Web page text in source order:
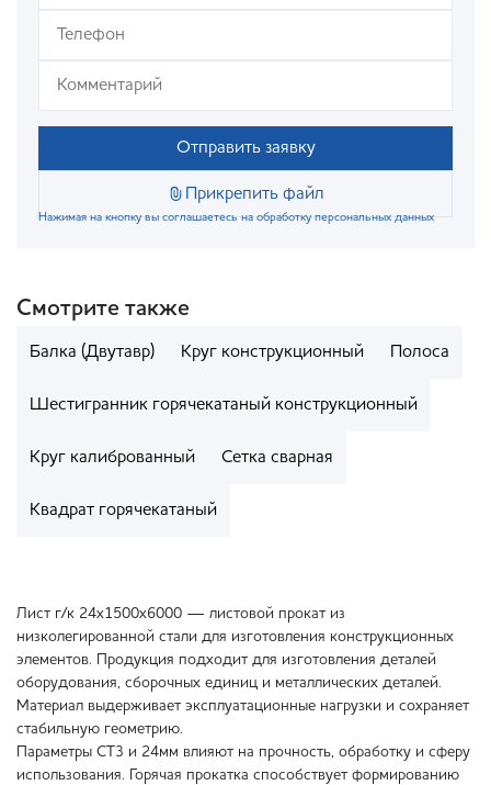
Отправить заявку
Прикрепить файл
Нажимая на кнопку вы соглашаетесь на обработку персональных данных
Смотрите также
Балка (Двутавр) Круг конструкционный Полоса
Шестигранник горячекатаный конструкционный
Круг калиброванный Сетка сварная
Квадрат горячекатаный
Лист г/к 24х1500х6000 — листовой прокат из
низколегированной стали для изготовления конструкционных
элементов. Продукция подходит для изготовления деталей
оборудования, сборочных единиц и металлических деталей.
Материал выдерживает эксплуатационные нагрузки и сохраняет
стабильную геометрию.
Параметры СТ3 и 24мм влияют на прочность, обработку и сферу
использования. Горячая прокатка способствует формированию